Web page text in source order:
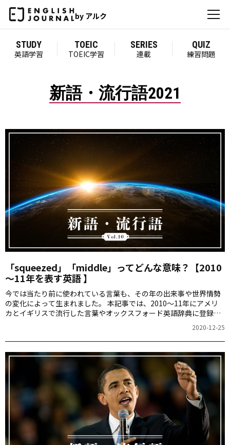
by アルク
STUDY
英語学習
TOEIC
TOEIC学習
SERIES
連載
QUIZ
練習問題
新語・流行語2021
「squeezed」「middle」ってどんな意味？【2010
～11年を表す英語 】
今では当たり前に使われている言葉も、その年の出来事や世界情勢
の変化によって生まれました。 本記事では、2010～11年にアメリ
カとイギリスで流行した言葉やオックスフォード英語辞典に登録さ
2020-12-25